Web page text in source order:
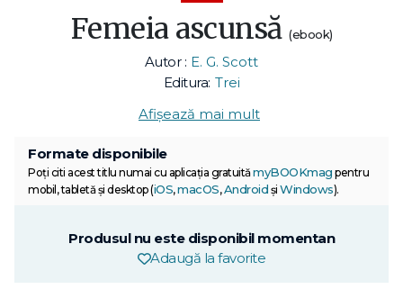
Femeia ascunsă (ebook)
Autor : E. G. Scott
Editura: Trei
Afișează mai mult
Formate disponibile
Poți citi acest titlu numai cu aplicația gratuitămyBOOKmag pentru
mobil, tabletă și desktop (iOS,macOS,Android și Windows).
Produsul nu este disponibil momentan
Adaugă la favorite